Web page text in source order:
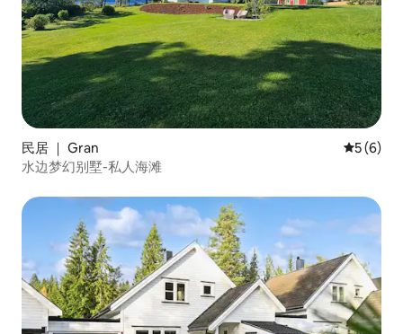
民居 ｜ Gran 平均评分
5 (6)
水边梦幻别墅-私人海滩